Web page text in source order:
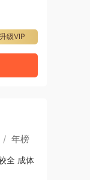
升级VIP
/ 年榜
全 成体